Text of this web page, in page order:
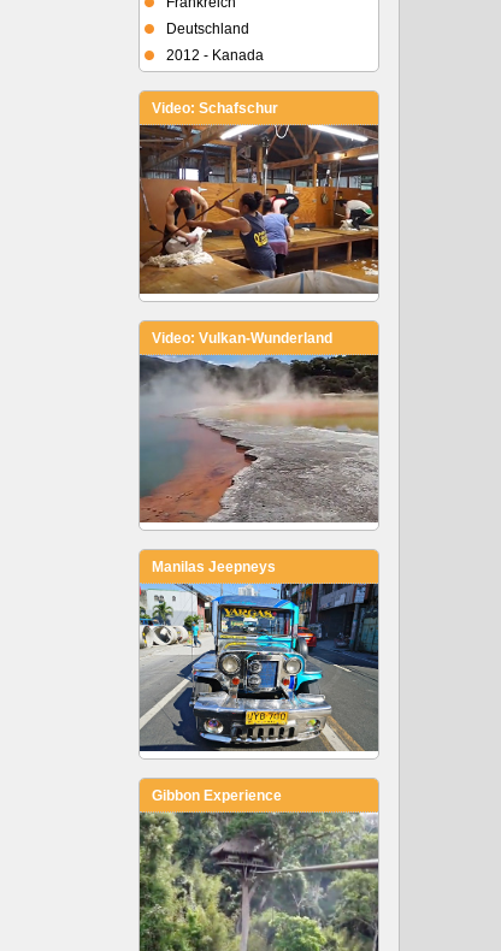
Deutschland
2012 - Kanada
Video: Schafschur
Video: Vulkan-Wunderland
Manilas Jeepneys
Gibbon Experience